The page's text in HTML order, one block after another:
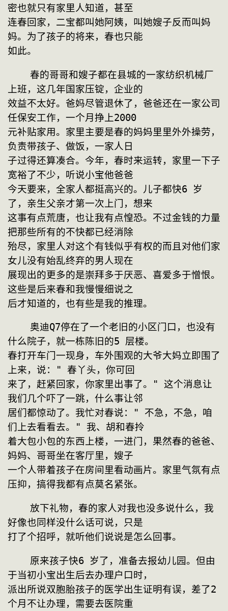
密也就只有家里人知道，甚至
连春回家，二宝都叫她阿姨，叫她嫂子反而叫妈
妈。为了孩子的将来，春也只能
如此。
上班，这几年国家压锭，企业的
效益不太好。爸妈尽管退休了，爸爸还在一家公司
任保安工作，一个月挣上2000
元补贴家用。家里主要是春的妈妈里里外外操劳，
负责带孩子、做饭，一家人日
子过得还算凑合。今年，春时来运转，家里一下子
宽裕了不少，听说小宝他爸爸
今天要来，全家人都挺高兴的。儿子都快6 岁
了，亲生父亲才第一次上门，想来
这事有点荒唐，也让我有点惶恐。不过金钱的力量
把那些所有的不快都已经消除
殆尽，家里人对这个有钱似乎有权的而且对他们家
女儿没有始乱终弃的男人现在
展现出的更多的是崇拜多于厌恶、喜爱多于憎恨。
这些是后来春和我慢慢细说之
后才知道的，也有些是我的推理。
什么院子，就一栋陈旧的5 层楼。
春打开车门一现身，车外围观的大爷大妈立即围了
上来，说：" 春丫头，你可回
来了，赶紧回家，你家里出事了。" 这个消息让
我们几个吓了一跳，什么事让邻
居们都惊动了。我忙对春说：" 不急，不急，咱
们上去看看去。" 我、胡和春拎
着大包小包的东西上楼，一进门，果然春的爸爸、
妈妈、哥哥坐在客厅里，嫂子
一个人带着孩子在房间里看动画片。家里气氛有点
压抑，搞得我都有点莫名紧张。
好像也同样没什么话可说，只是
打了个招呼，就听他们说说是怎么回事。
于当初小宝出生后去办理户口时，
派出所说双胞胎孩子的医学出生证明有误，差了2
个月不让办理，需要去医院重